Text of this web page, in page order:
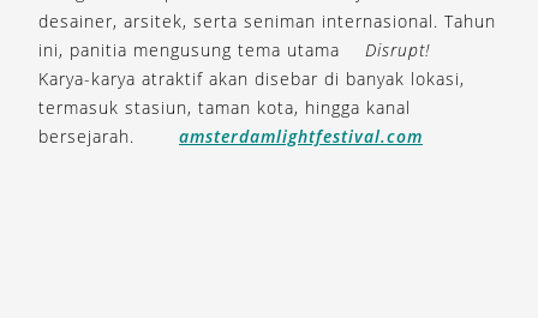
desainer, arsitek, serta seniman internasional. Tahun
ini, panitia mengusung tema utama
Disrupt!
Karya-karya atraktif akan disebar di banyak lokasi,
termasuk stasiun, taman kota, hingga kanal
bersejarah.
amsterdamlightfestival.com